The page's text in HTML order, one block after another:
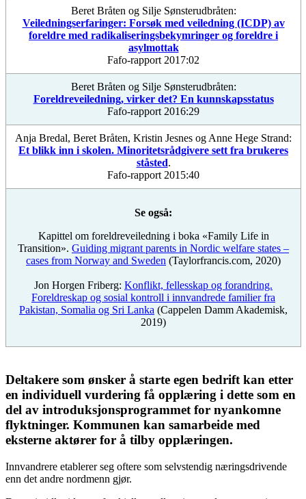
Beret Bråten og Silje Sønsterudbråten:
Veiledningserfaringer: Forsøk med veiledning (ICDP) av
foreldre med radikaliseringsbekymringer og foreldre i
asylmottak
Fafo-rapport 2017:02
Beret Bråten og Silje Sønsterudbråten:
Foreldreveiledning, virker det? En kunnskapsstatus
Fafo-rapport 2016:29
Anja Bredal, Beret Bråten, Kristin Jesnes og Anne Hege Strand:
Et blikk inn i skolen. Minoritetsrådgivere sett fra brukeres
ståsted.
Fafo-rapport 2015:40
Se også:
Kapittel om foreldreveiledning i boka «Family Life in
Transition». Guiding migrant parents in Nordic welfare states –
cases from Norway and Sweden (Taylorfrancis.com, 2020)
Jon Horgen Friberg: Konflikt, fellesskap og forandring.
Foreldreskap og sosial kontroll i innvandrede familier fra
Pakistan, Somalia og Sri Lanka (Cappelen Damm Akademisk,
2019)
Deltakere som ønsker å starte egen bedrift kan etter
en individuell vurdering få opplæring i dette som en
del av introduksjonsprogrammet for nyankomne
flyktninger. Kommunen kan samarbeide med
eksterne aktører for å tilby opplæringen.
Innvandrere etablerer seg oftere som selvstendig næringsdrivende
enn det andre nordmenn gjør.